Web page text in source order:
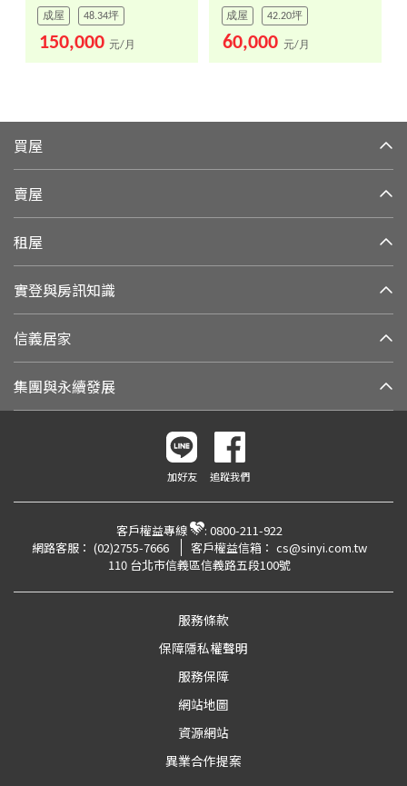
成屋 48.34坪
150,000 元/月
成屋 42.20坪
60,000 元/月
買屋
賣屋
租屋
實登與房訊知識
信義居家
集團與永續發展
加好友 追蹤我們
客戶權益專線 : 0800-211-922
網路客服： (02)2755-7666 客戶權益信箱： cs@sinyi.com.tw
110 台北市信義區信義路五段100號
服務條款
保障隱私權聲明
服務保障
網站地圖
資源網站
異業合作提案